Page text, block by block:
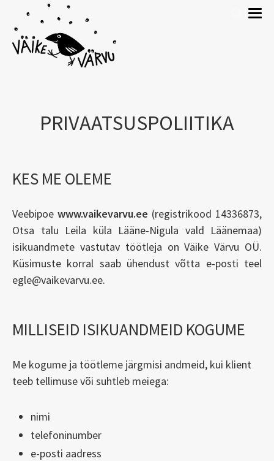
PRIVAATSUSPOLIITIKA
KES ME OLEME
Veebipoe www.vaikevarvu.ee (registrikood 14336873,
Otsa talu Leila küla Lääne-Nigula vald Läänemaa)
isikuandmete vastutav töötleja on Väike Värvu OÜ.
Küsimuste korral saab ühendust võtta e-posti teel
egle@vaikevarvu.ee.
MILLISEID ISIKUANDMEID KOGUME
Me kogume ja töötleme järgmisi andmeid, kui klient
teeb tellimuse või suhtleb meiega:
nimi
telefoninumber
e-posti aadress